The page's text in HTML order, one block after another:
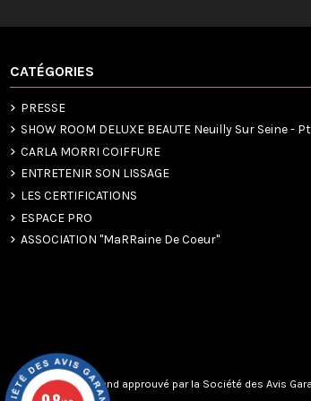
CATÉGORIES
PRESSE
SHOW ROOM DELUXE BEAUTE Neuilly Sur Seine -
CARLA MORRI COIFFURE
ENTRETENIR SON LISSAGE
LES CERTIFICATIONS
ESPACE PRO
ASSOCIATION "MaRRaine De Coeur"
Marchand approuvé par la Société des Avis